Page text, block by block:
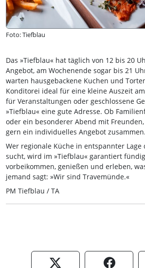
Foto: Tiefblau
Das »Tiefblau« hat täglich von 12 bis 20
Angebot, am Wochenende sogar bis 21
warten hausgebackene Kuchen und
Konditorei ideal für eine kleine Auszeit
für Veranstaltungen oder geschlossene
»Tiefblau« eine gute Adresse. Ob
oder ein besonderer Abend mit
gern ein individuelles Angebot zusammen.
Wer regionale Küche in entspannter Lage
sucht, wird im »Tiefblau« garantiert
vorbeikommen, genießen und erleben,
jemand sagt: »Wir sind Travemünde.«
PM Tiefblau / TA